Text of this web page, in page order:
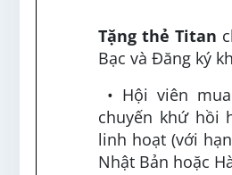
Tặng thẻ Titan
Bạc và Đăng ký
• Hội viên
chuyến khứ hồi
linh hoạt (với
Nhật Bản hoặc